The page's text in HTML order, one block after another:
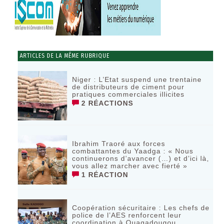
ARTICLES DE LA MÊME RUBRIQUE
Niger : L’Etat suspend une trentaine
de distributeurs de ciment pour
pratiques commerciales illicites
2 RÉACTIONS
Ibrahim Traoré aux forces
combattantes du Yaadga : « Nous
continuerons d’avancer (…) et d’ici là,
vous allez marcher avec fierté »
1 RÉACTION
Coopération sécuritaire : Les chefs de
police de l’AES renforcent leur